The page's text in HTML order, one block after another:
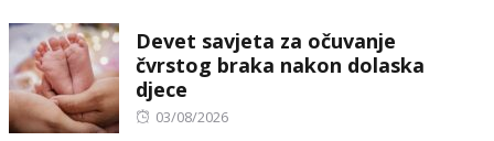
Devet savjeta za očuvanje
čvrstog braka nakon dolaska
djece
Posted
03/08/2026